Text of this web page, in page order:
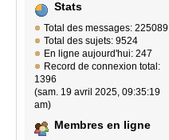
Stats
Total des messages: 225089
Total des sujets: 9524
En ligne aujourd'hui: 247
Record de connexion total:
1396
(sam. 19 avril 2025, 09:35:19
am)
Membres en ligne